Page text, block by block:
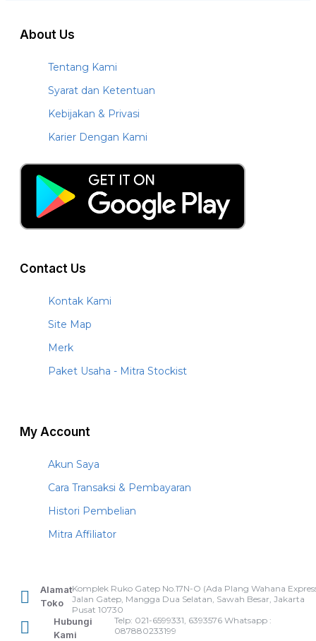
About Us
Tentang Kami
Syarat dan Ketentuan
Kebijakan & Privasi
Karier Dengan Kami
Contact Us
Kontak Kami
Site Map
Merk
Paket Usaha - Mitra Stockist
My Account
Akun Saya
Cara Transaksi & Pembayaran
Histori Pembelian
Mitra Affiliator
Alamat
Toko
Komplek Ruko Gatep No.17N-O (Ada Plang Wahana
Jalan Gatep, Mangga Dua Selatan, Sawah Besar, Jakarta
Pusat 10730
Hubungi
Kami
Telp: 021-6599331, 6393576 Whatsapp :
087880233199